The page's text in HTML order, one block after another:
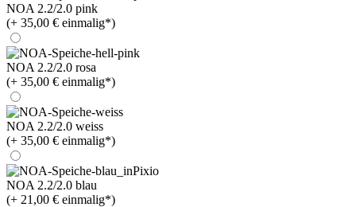
NOA 2.2/2.0 pink
(+ 35,00 € einmalig*)
NOA 2.2/2.0 rosa
(+ 35,00 € einmalig*)
NOA 2.2/2.0 weiss
(+ 35,00 € einmalig*)
NOA 2.2/2.0 blau
(+ 21,00 € einmalig*)